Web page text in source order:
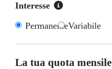
Interesse
PermanenteVariabile
La tua quota mensile